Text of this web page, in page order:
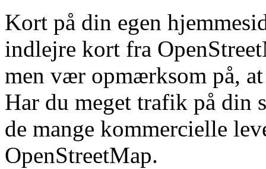
Kort på din egen
indlejre kort fra
men vær opmærksom på,
Har du meget trafik på din
de mange kommercielle
OpenStreetMap.